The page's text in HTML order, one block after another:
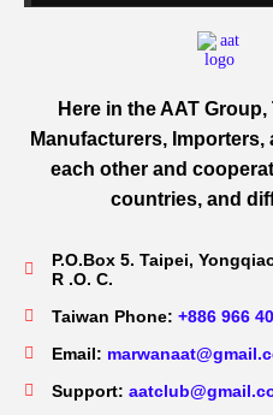
Here in the AAT
Manufacturers,
each other and
countries, and
P.O.Box 5. Taipei,
R .O. C.
Taiwan Phone: +886 966
Email:
Support: